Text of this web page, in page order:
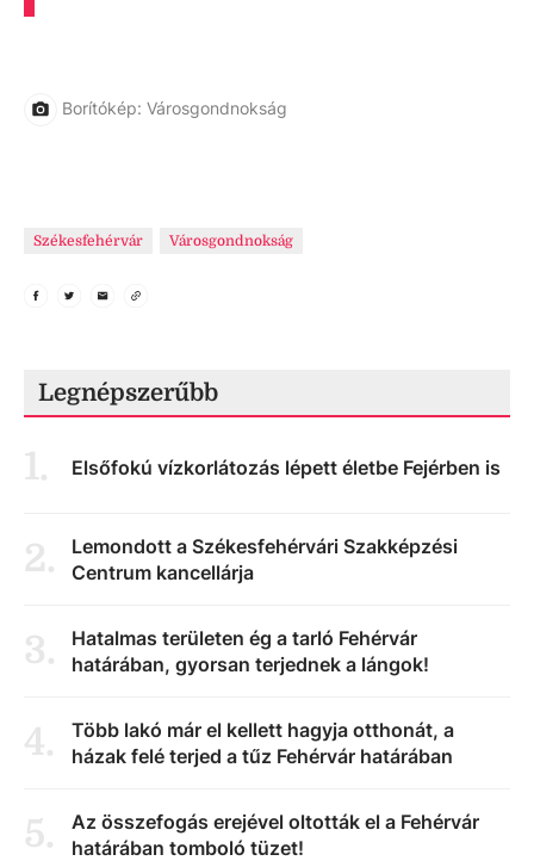
Borítókép: Városgondnokság
Székesfehérvár Városgondnokság
Legnépszerűbb
1. Elsőfokú vízkorlátozás lépett életbe Fejérben is
2.
Lemondott a Székesfehérvári Szakképzési
Centrum kancellárja
3.
Hatalmas területen ég a tarló Fehérvár
határában, gyorsan terjednek a lángok!
4.
Több lakó már el kellett hagyja otthonát, a
házak felé terjed a tűz Fehérvár határában
5.
Az összefogás erejével oltották el a Fehérvár
határában tomboló tüzet!